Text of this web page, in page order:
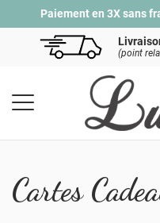
Paiement en 3X sans
(point
Cartes